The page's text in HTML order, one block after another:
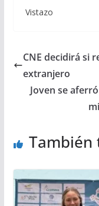
Vistazo
CNE decidirá si
extranjero
Joven se
También